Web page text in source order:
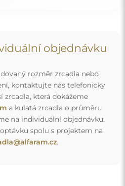
– postaráme se o to, aby
zcela bezpečně do vašich
Disponujeme vlastním vozovým
díky čemuž vám
dorazí v neporušeném stavu,
I když si objednáte zrcadlo
počítat s rychlým doručením.
zrcadla.